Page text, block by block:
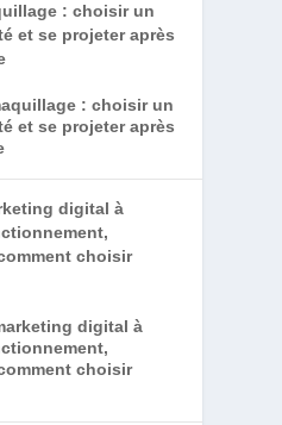
: choisir un
et se projeter après
digital à
choisir